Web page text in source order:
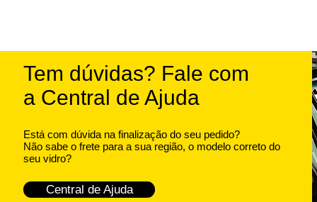
Tem dúvidas? Fale com
a Central de Ajuda
Está com dúvida na finalização do seu pedido?
Não sabe o frete para a sua região, o modelo correto do
seu vidro?
Central de Ajuda